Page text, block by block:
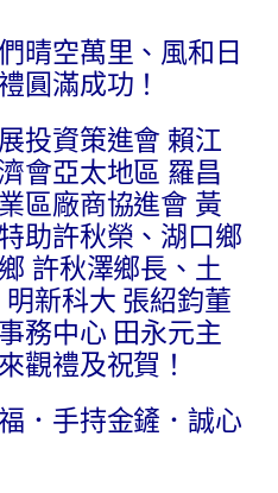
晴空萬里、風和日
圓滿成功！
投資策進會 賴江
會亞太地區 羅昌
區廠商協進會 黃
助許秋榮、湖口鄉
許秋澤鄉長、土
新科大 張紹鈞董
務中心 田永元主
觀禮及祝賀！
．手持金鏟．誠心